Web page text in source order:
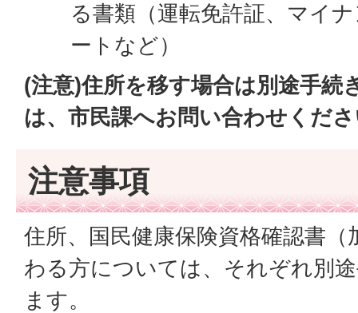
る書類（運転免許証、マイ
ートなど）
(注意)住所を移す場合は別途手続
は、市民課へお問い合わせくだ
注意事項
住所、国民健康保険資格確認書
わる方については、それぞれ別
ます。